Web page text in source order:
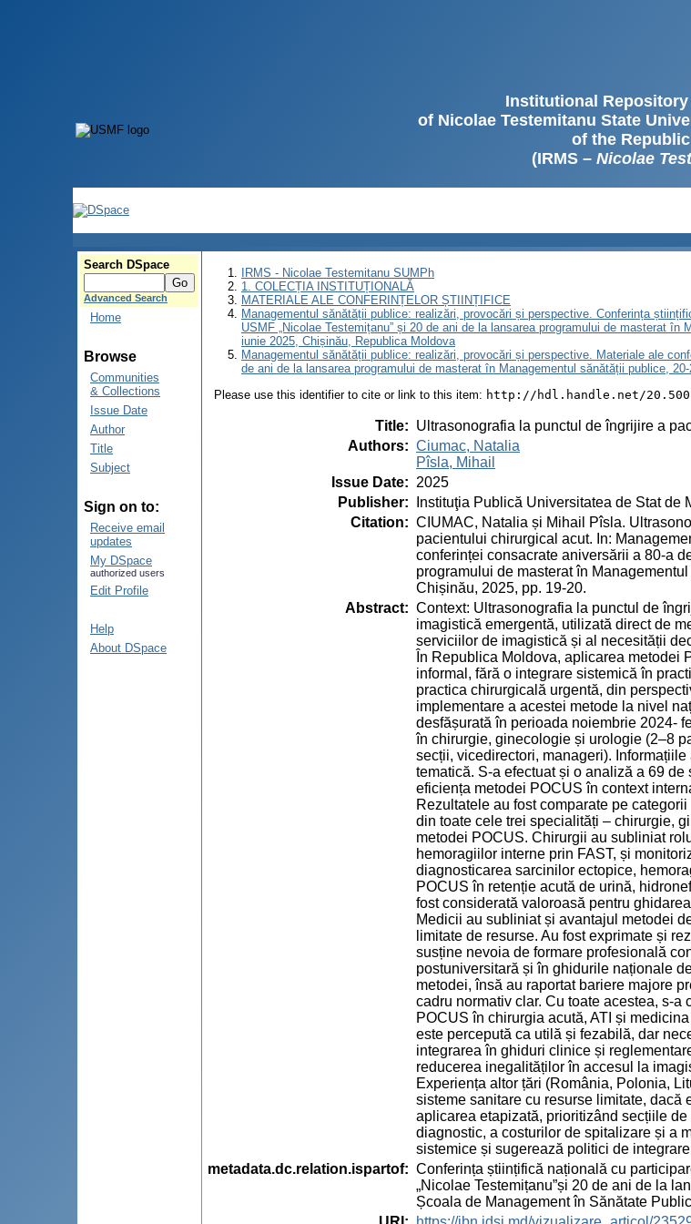
Institutional
of Nicolae Testemitanu State
of the
(IRMS – Nicolae
Search DSpace
Advanced Search
Home
Browse
Communities
& Collections
Issue Date
Author
Title
Subject
Sign on to:
Receive email
updates
My DSpace
authorized users
Edit Profile
Help
About DSpace
IRMS - Nicolae Testemitanu SUMPh
1. COLECȚIA INSTITUȚIONALĂ
MATERIALE ALE CONFERINȚELOR ȘTIINȚIFICE
Managementul sănătății publice: realizări, provocări și perspective. Сonferința
USMF „Nicolae Testemițanu” și 20 de ani de la lansarea programului de masterat
iunie 2025, Chișinău, Republica Moldova
Managementul sănătății publice: realizări, provocări și perspective. Materiale ale
de ani de la lansarea programului de masterat în Managementul sănătății publice,
Please use this identifier to cite or link to this item: http://hdl.handle.net/
Title: Ultrasonografia la punctul de îngrijire a
Authors: Ciumac, Natalia
Pîsla, Mihail
Issue Date: 2025
Publisher:
Instituţia Publică Universitatea de Stat de
Citation: CIUMAC, Natalia și Mihail Pîsla.
pacientului chirurgical acut. In:
conferinței consacrate aniversării a 80-a
programului de masterat în
Chișinău, 2025, pp. 19-20.
Abstract: Context: Ultrasonografia la punctul de
imagistică emergentă, utilizată direct de
serviciilor de imagistică și al necesității
În Republica Moldova, aplicarea metodei
informal, fără o integrare sistemică în
practica chirurgicală urgentă, din
implementare a acestei metode la nivel
desfășurată în perioada noiembrie 2024-
în chirurgie, ginecologie și urologie (2–8
secții, vicedirectori, manageri).
tematică. S-a efectuat și o analiză a 69
eficiența metodei POCUS în context
Rezultatele au fost comparate pe
din toate cele trei specialități – chirurgie,
metodei POCUS. Chirurgii au subliniat
hemoragiilor interne prin FAST, și
diagnosticarea sarcinilor ectopice,
POCUS în retenție acută de urină,
fost considerată valoroasă pentru
Medicii au subliniat și avantajul metodei
limitate de resurse. Au fost exprimate și
susține nevoia de formare profesională
postuniversitară și în ghidurile naționale
metodei, însă au raportat bariere majore
cadru normativ clar. Cu toate acestea, s-
POCUS în chirurgia acută, ATI și
este percepută ca utilă și fezabilă, dar
integrarea în ghiduri clinice și
reducerea inegalităților în accesul la
Experiența altor țări (România, Polonia,
sisteme sanitare cu resurse limitate, dacă
aplicarea etapizată, prioritizând secțiile
diagnostic, a costurilor de spitalizare și a
sistemice și sugerează politici de
metadata.dc.relation.ispartof: Conferința științifică națională cu
„Nicolae Testemițanu”și 20 de ani de la
Școala de Management în Sănătate